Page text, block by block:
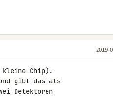
2019-
kleine Chip).
gibt das als
Detektoren